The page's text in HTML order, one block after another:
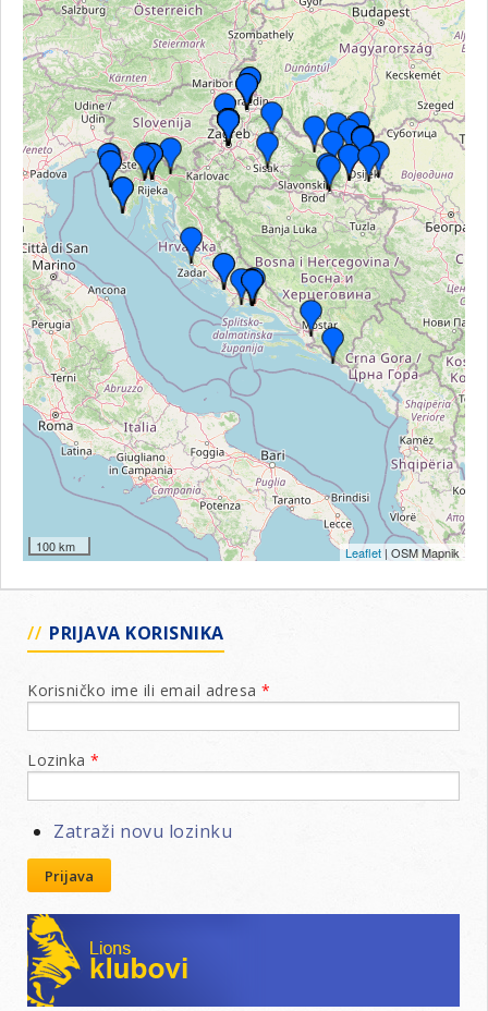
100 km Leaflet | OSM Mapnik
PRIJAVA KORISNIKA
Korisničko ime ili email adresa *
Lozinka *
Zatraži novu lozinku
Prijava
Lions klubovi